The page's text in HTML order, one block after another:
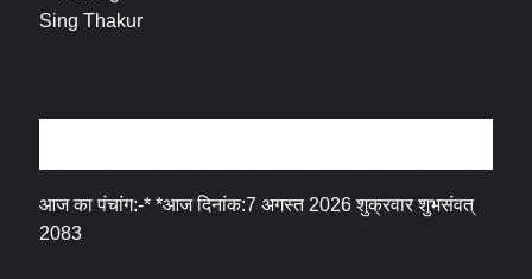
आज का पंचांग:-* *आज दिनांक:7 अगस्त 2026 शुक्रवार शुभसंवत्
2083